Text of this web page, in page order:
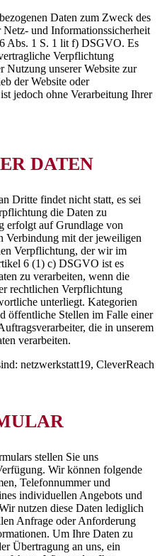
Daten zum Zweck des
und Informationssicherheit
Abs. 1 S. 1 lit f) DSGVO. Es
Verpflichtung
Nutzung unserer Website zur
der Website oder
jedoch ohne Verarbeitung Ihrer
DATEN
Dritte findet nicht statt, es sei
die Daten zu
erfolgt auf Grundlage von
mit der jeweiligen
Verpflichtung, der wir im
6 (1) c) DSGVO ist es
zu verarbeiten, wenn die
rechtlichen Verpflichtung
unterliegt. Kategorien
öffentliche Stellen im Falle einer
die in unserem
verarbeiten.
netzwerkstatt19, CleverReach
stellen Sie uns
Wir können folgende
Telefonnummer und
individuellen Angebots und
nutzen diese Daten lediglich
Anfrage oder Anforderung
Um Ihre Daten zu
Übertragung an uns, ein